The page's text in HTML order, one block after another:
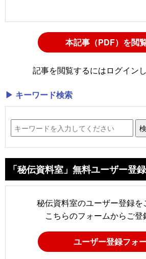
本記事（PDF）を閲
記事を閲覧するにはログイン
▶ キーワード検索
「秘伝資料室」無料ユーザー登録
秘伝資料室のユーザー登録を
こちらのフォームからご登
ユーザー登録フォ